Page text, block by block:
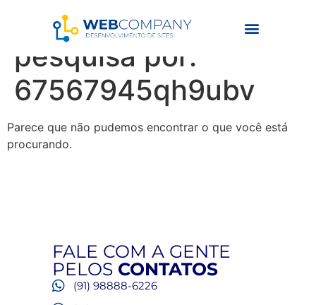
Resultados da
pesquisa por:
67567945qh9ubv
Parece que não pudemos encontrar o que você está
procurando.
FALE COM A GENTE
PELOS CONTATOS
(91) 98888-6226